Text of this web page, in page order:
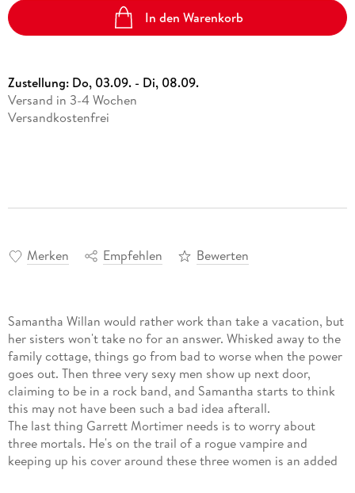
In den Warenkorb
Zustellung: Do, 03.09. - Di, 08.09.
Versand in 3-4 Wochen
Versandkostenfrei
Merken Empfehlen Bewerten
Samantha Willan would rather work than take a vacation, but
her sisters won't take no for an answer. Whisked away to the
family cottage, things go from bad to worse when the power
goes out. Then three very sexy men show up next door,
claiming to be in a rock band, and Samantha starts to think
this may not have been such a bad idea afterall.
The last thing Garrett Mortimer needs is to worry about
three mortals. He's on the trail of a rogue vampire and
keeping up his cover around these three women is an added